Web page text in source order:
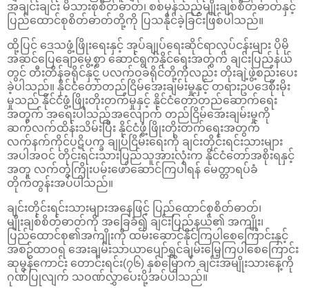
အချင်းချင်း မိသားစုစိတ်ဓာတ်၊ စစ်မှန်သည့်မျိုးချစ်စိတ်ဓာတ်နှင့်
ပြည်ထောင်စုစိတ်ဓာတ်တို့ကို ပြသနိုင်ခဲ့ခြင်းဖြစ်ပါသည်။
ထို့ပြင် ဒေသဖွံ့ဖြိုးရေးနှင့် အုပ်ချုပ်ရေးဆိုင်ရာလုပ်ငန်းများ ပိုမို
အဆင်ပြေချောမွေ့စွာ ဆောင်ရွက်နိုင်ရေးအတွက် ချင်းပြည်နယ်
တွင် တီးတိန်ခရိုင်နှင့် ပလက်ဝခရိုင်တို့ကိုလည်း တိုးချဲ့ဖွဲ့စည်းပေး
ခဲ့ပါသည်။ နိုင်ငံတော်တည်ငြိမ်အေးချမ်းမှုနှင့် တရားဥပဒေစိုးမိုး
မှုသည် နိုင်ငံဖွံ့ဖြိုးတိုးတက်မှုနှင့် နိုင်ငံတော်တည်ဆောက်ရေး
အတွက် အရေးပါသည့်အလျောက် တည်ငြိမ်အေးချမ်းမှုကို
ဆက်လက်ထိန်းသိမ်းပြီး နိုင်ငံဖွံ့ဖြိုးတိုးတက်ရေးအတွက်
လက်နက်ကိုင်ပဋိပက္ခ ချုပ်ငြိမ်းရေးကို ချင်းတိုင်းရင်းသားများ
အပါအဝင် တိုင်းရင်းသားပြည်သူအားလုံးက နိုင်ငံတော်အစိုးရနှင့်
အတူ လက်တွဲကြိုးပမ်းဖော်ဆောင်ကြပါရန် မေတ္တာရပ်ခံ
တိုက်တွန်းအပ်ပါသည်။
ချင်းတိုင်းရင်းသားများအနေဖြင့် ပြည်ထောင်စုစိတ်ဓာတ်၊
မျိုးချစ်စိတ်ဓာတ်ကို အခြေခံ၍ ချင်းပြည်နယ်၏ အကျိုး၊
ပြည်ထောင်စု၏အကျိုးကို ထမ်းဆောင်နိုင်ကြပါစေကြောင်းနှင့်
အစဉ်ထာဝရ အေးချမ်းသာယာပျော်ရွှင်ချမ်းမြေ့ကြပါစေကြောင်း
ဆုမွန်ကောင်း တောင်းရင်း(၇၆) နှစ်မြောက် ချင်းအမျိုးသားနေ့ကို
ဂုဏ်ပြုလျက် သဝဏ်လွှာပေးပို့အပ်ပါသည်။